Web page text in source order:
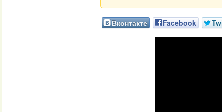
Вконтакте Facebook